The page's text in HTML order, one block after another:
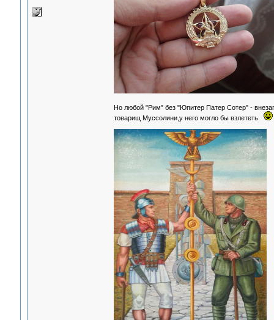
Но любой "Рим" без "Юпитер Патер Сотер" -
товарищ Муссолини,у него могло бы взлететь.